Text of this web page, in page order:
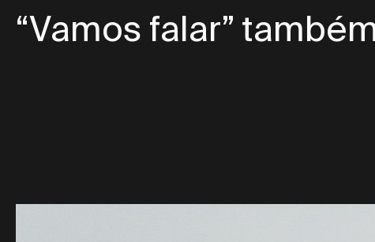
“Vamos falar”